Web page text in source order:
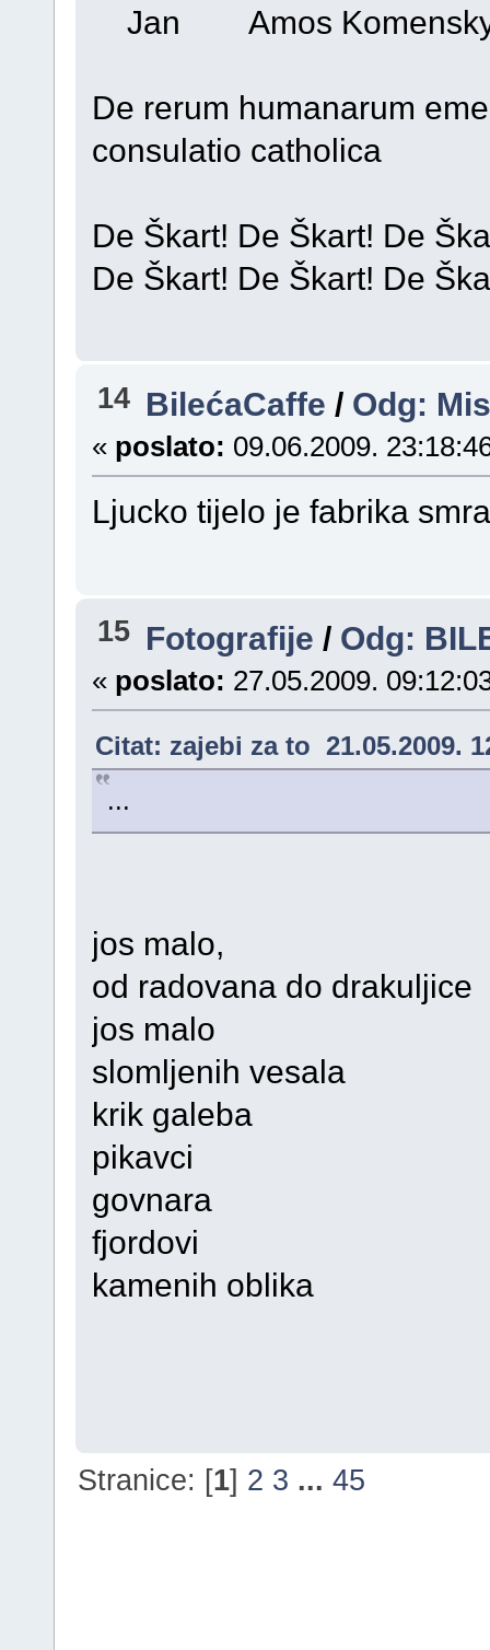
Jan Amos
De rerum humanarum
consulatio catholica
De Škart! De Škart! De
De Škart! De Škart! De
14 BilećaCaffe / Odg:
« poslato: 09.06.2009.
Ljucko tijelo je fabrika
15 Fotografije / Odg:
« poslato: 27.05.2009.
Citat: zajebi za to 21.05.2009.
...
jos malo,
od radovana do drakuljice
jos malo
slomljenih vesala
krik galeba
pikavci
govnara
fjordovi
kamenih oblika
Stranice: [1] 2 3 ...45